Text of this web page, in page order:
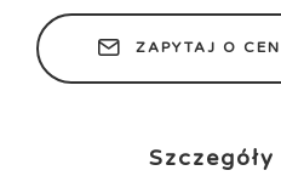
ZAPYTAJ O